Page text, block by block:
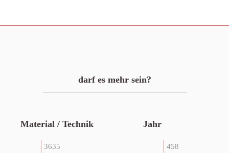
darf es mehr sein?
Material / Technik
3635
Jahr
458